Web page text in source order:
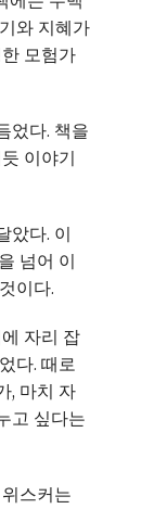
와 지혜가
모험가
었다. 책을
이야기
았다. 이
넘어 이
이다.
자리 잡
다. 때로
, 마치 자
고 싶다는
스커는